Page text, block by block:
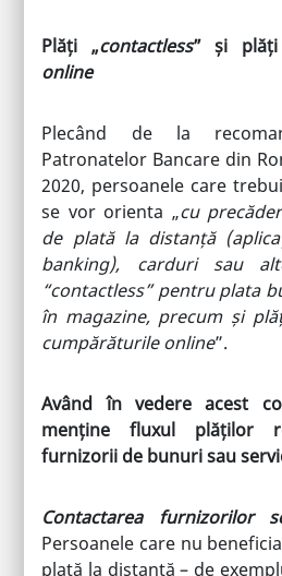
Plăți „contactless” și
online
Plecând de la
Patronatelor Bancare din
2020, persoanele care
se vor orienta „cu
de plată la distanță
banking), carduri sau
“contactless” pentru plata
în magazine, precum și
cumpărăturile online”.
Având în vedere acest
menține fluxul plăților
furnizorii de bunuri sau
Contactarea furnizorilor
Persoanele care nu
plată la distanță – de